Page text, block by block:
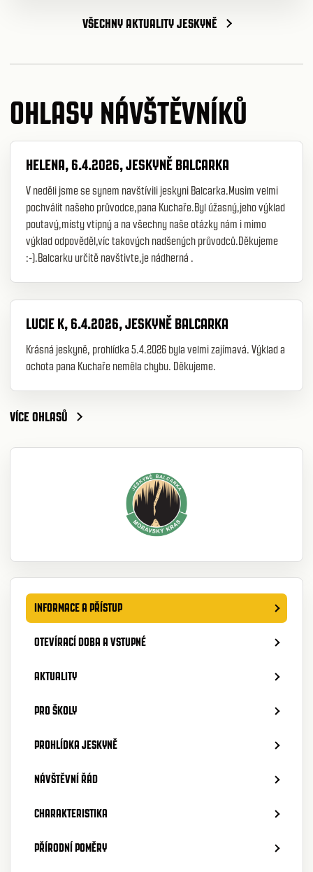
VŠECHNY AKTUALITY JESKYNĚ
OHLASY NÁVŠTĚVNÍKŮ
HELENA, 6.4.2026, JESKYNĚ BALCARKA
V neděli jsme se synem navštívili jeskyni Balcarka.Musim velmi
pochválit našeho průvodce,pana Kuchaře.Byl úžasný,jeho výklad
poutavý,místy vtipný a na všechny naše otázky nám i mimo
výklad odpověděl,víc takových nadšených průvodců.Děkujeme
:-).Balcarku určitě navštivte,je nádherná .
LUCIE K, 6.4.2026, JESKYNĚ BALCARKA
Krásná jeskyně, prohlídka 5.4.2026 byla velmi zajímavá. Výklad a
ochota pana Kuchaře neměla chybu. Děkujeme.
VÍCE OHLASŮ
INFORMACE A PŘÍSTUP
OTEVÍRACÍ DOBA A VSTUPNÉ
AKTUALITY
PRO ŠKOLY
PROHLÍDKA JESKYNĚ
NÁVŠTĚVNÍ ŘÁD
CHARAKTERISTIKA
PŘÍRODNÍ POMĚRY